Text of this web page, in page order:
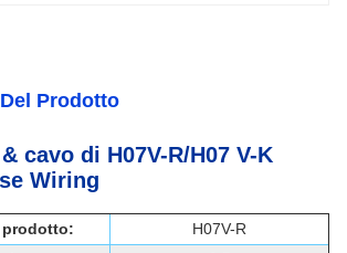
Prodotto
cavo di H07V-R/H07 V-K
Wiring
prodotto:
H07V-R